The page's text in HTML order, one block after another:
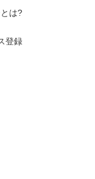
は?
登録